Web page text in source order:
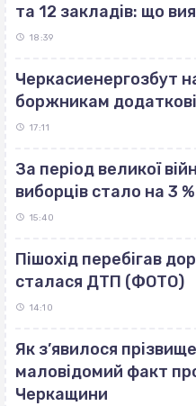
та 12 закладів: що
18:39
Черкасиенергозбут
боржникам
17:11
За період великої
виборців стало на 3
15:40
Пішохід перебігав
сталася ДТП (ФОТО)
14:10
Як з’явилося
маловідомий факт
Черкащини